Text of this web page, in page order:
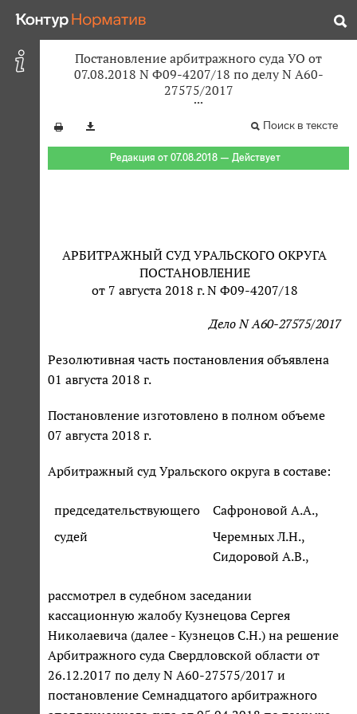
Постановление арбитражного суда УО от
07.08.2018 N Ф09-4207/18 по делу N А60-
27575/2017
Поиск в тексте
Редакция от 07.08.2018 — Действует
АРБИТРАЖНЫЙ СУД УРАЛЬСКОГО ОКРУГА
ПОСТАНОВЛЕНИЕ
от 7 августа 2018 г. N Ф09-4207/18
Дело N А60-27575/2017
Резолютивная часть постановления объявлена
01 августа 2018 г.
Постановление изготовлено в полном объеме
07 августа 2018 г.
Арбитражный суд Уральского округа в составе:
председательствующего
Сафроновой А.А.,
судей
Черемных Л.Н.,
Сидоровой А.В.,
рассмотрел в судебном заседании
кассационную жалобу Кузнецова Сергея
Николаевича (далее - Кузнецов С.Н.) на решение
Арбитражного суда Свердловской области от
26.12.2017 по делу N А60-27575/2017 и
постановление Семнадцатого арбитражного